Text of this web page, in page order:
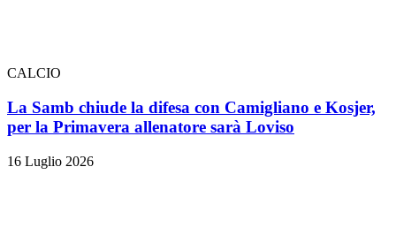
CALCIO
La Samb chiude la difesa con Camigliano e Kosjer,
per la Primavera allenatore sarà Loviso
16 Luglio 2026